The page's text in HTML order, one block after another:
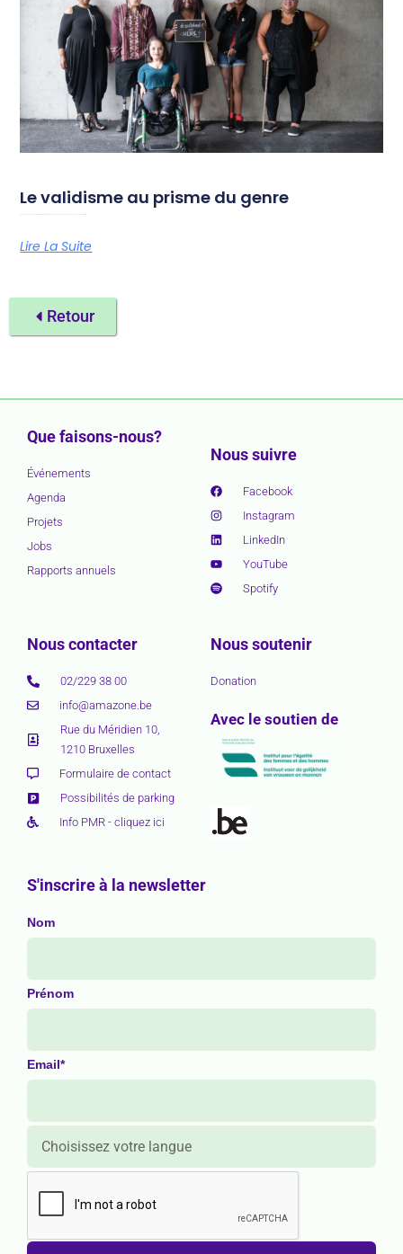
Le validisme au prisme du genre
Lire La Suite
Retour
Que faisons-nous?
Événements
Agenda
Projets
Jobs
Rapports annuels
Nous suivre
Facebook
Instagram
LinkedIn
YouTube
Spotify
Nous contacter
02/229 38 00
info@amazone.be
Rue du Méridien 10,
1210 Bruxelles
Formulaire de contact
Possibilités de parking
Info PMR - cliquez ici
Nous soutenir
Donation
Avec le soutien de
S'inscrire à la newsletter
Nom
Prénom
Email*